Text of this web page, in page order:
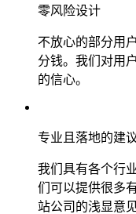
零风险设计
不放心的部分用
分钱。我们对用
的信心。
专业且落地的建
我们具有各个行
们可以提供很多
站公司的浅显意见